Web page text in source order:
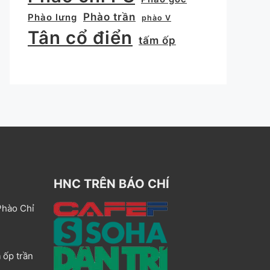
Phào lưng
Phào trần phào V
Tân cổ điển tấm ốp
Chỉ
ốp trần
HNC TRÊN BÁO CHÍ